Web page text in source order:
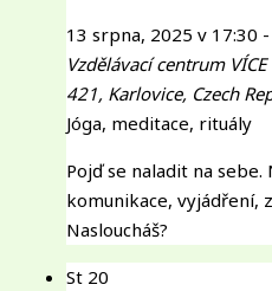
13 srpna, 2025 v 17:30 -
Vzdělávací centrum
421, Karlovice, Czech
Jóga, meditace, rituály
Pojď se naladit na
komunikace, vyjádření,
Nasloucháš?
St 20